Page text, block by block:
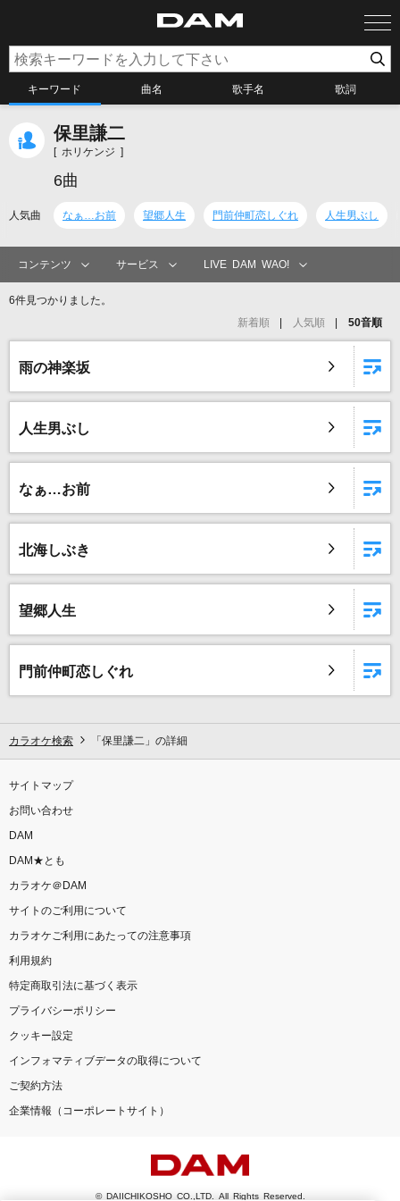
キーワード 曲名 歌手名 歌詞
カラオケリクエスト
[生音]粉雪
レミオロメン
Ado
[生音]さよならエレジー
ライラック
Mrs. GREEN APPLE
風と町
[生音]R.Y.U.S.E.I.(LIVE TOUR 2015“BLUE PL
三代目 J SOUL BROTHERS from EXILE TRIBE
ゴールデンタイムラバー
スキマスイッチ
らしさ
Official髭男dism
Habit
SEKAI NO OWARI(世界の終わり)
カラオケ最新情報をチェック！
保里謙二
[ ホリケンジ ]
6曲
人気曲 なぁ…お前 望郷人生 門前仲町恋しぐれ 人生男ぶし
コンテンツ サービス LIVE DAM WAO!
6件見つかりました。
新着順 人気順 50音順
雨の神楽坂
人生男ぶし
なぁ…お前
北海しぶき
望郷人生
門前仲町恋しぐれ
カラオケ検索 「保里謙二」の詳細
サイトマップ
お問い合わせ
DAM
DAM★とも
カラオケ＠DAM
サイトのご利用について
カラオケご利用にあたっての注意事項
利用規約
特定商取引法に基づく表示
プライバシーポリシー
クッキー設定
インフォマティブデータの取得について
ご契約方法
企業情報（コーポレートサイト）
© DAIICHIKOSHO CO.,LTD. All Rights Reserved.